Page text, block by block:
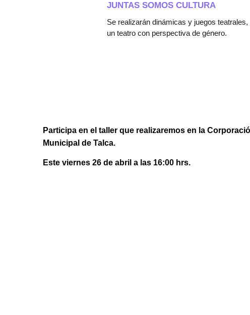
JUNTAS SOMOS CULTURA
Se realizarán dinámicas y juegos
un teatro con perspectiva de género.
Participa en el taller que realizaremos en la
Municipal de Talca.
Este viernes 26 de abril a las 16:00 hrs.